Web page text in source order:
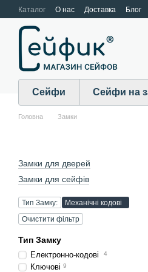
Перейти до основного контенту
Каталог О нас Доставка Блог
Cейфи Сейфи на
Головна Замки
Замки для дверей
Замки для сейфів
Тип Замку:
Механічні кодові
Очистити фільтр
Тип Замку
Електронно-кодові 4
Ключові 9